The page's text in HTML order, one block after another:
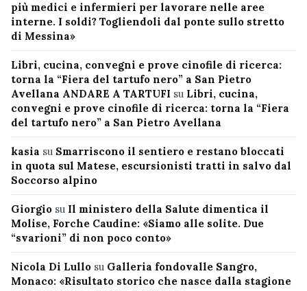
più medici e infermieri per lavorare nelle aree
interne. I soldi? Togliendoli dal ponte sullo stretto
di Messina»
Libri, cucina, convegni e prove cinofile di ricerca:
torna la “Fiera del tartufo nero” a San Pietro
Avellana ANDARE A TARTUFI su Libri, cucina,
convegni e prove cinofile di ricerca: torna la “Fiera
del tartufo nero” a San Pietro Avellana
kasia su Smarriscono il sentiero e restano bloccati
in quota sul Matese, escursionisti tratti in salvo dal
Soccorso alpino
Giorgio su Il ministero della Salute dimentica il
Molise, Forche Caudine: «Siamo alle solite. Due
“svarioni” di non poco conto»
Nicola Di Lullo su Galleria fondovalle Sangro,
Monaco: «Risultato storico che nasce dalla stagione